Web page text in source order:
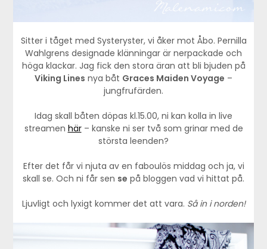
Sitter i tåget med Systeryster, vi åker mot Åbo. Pernilla
Wahlgrens designade klänningar är nerpackade och
höga klackar. Jag fick den stora äran att bli bjuden på
Viking Lines nya båt Graces Maiden Voyage –
jungfrufärden.
Idag skall båten döpas kl.15.00, ni kan kolla in live
streamen här– kanske ni ser två som grinar med de
största leenden?
Efter det får vi njuta av en faboulös middag och ja, vi
skall se. Och ni får sen se på bloggen vad vi hittat på.
Ljuvligt och lyxigt kommer det att vara. Så in i norden!